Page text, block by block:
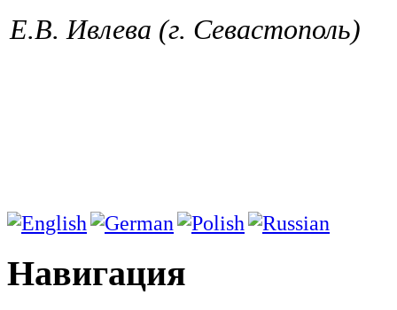
Е.В. Ивлева (г. Севастополь)
Навигация